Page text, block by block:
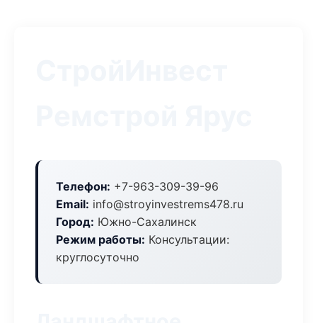
Телефон: +7-963-309-39-96
Email: info@stroyinvestrems478.ru
Город: Южно-Сахалинск
Режим работы: Консультации:
круглосуточно